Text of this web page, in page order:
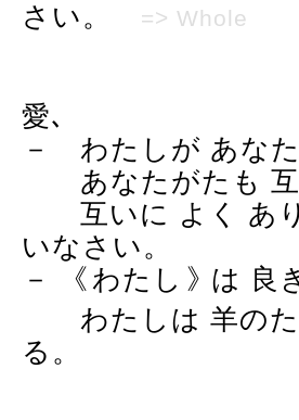
さい。
=> Whole
愛､
－ わたしが あな
あなたがたも 互
互いに よく あり
いなさい。
－ 《 わたし 》は 良
わたしは 羊のた
る。